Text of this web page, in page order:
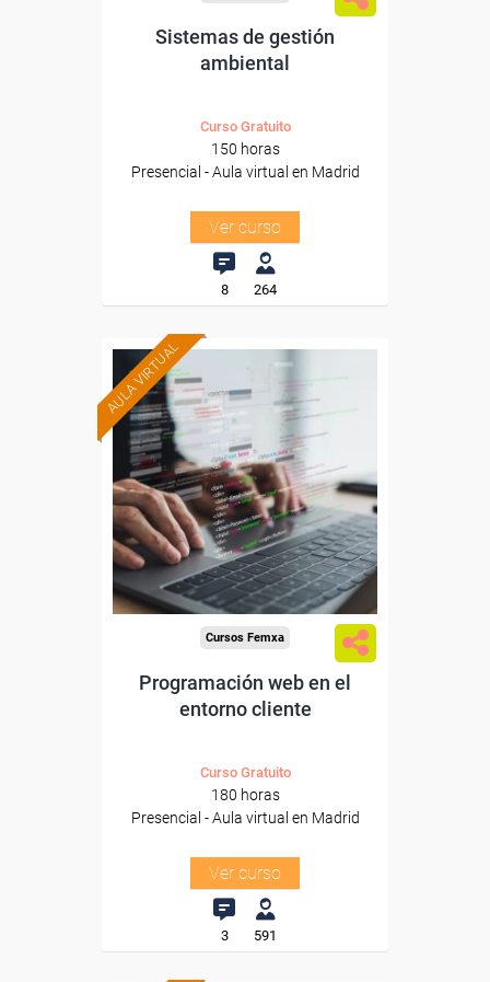
Sistemas de gestión
ambiental
Curso Gratuito
150 horas
Presencial - Aula virtual en Madrid
Ver curso
8 264
AULA VIRTUAL
Formación 100%
subvencionada.
Para desempleados,
trabajadores y autónomos.
Para todos los sectores.
Cursos Femxa
Programación web en el
entorno cliente
Curso Gratuito
180 horas
Presencial - Aula virtual en Madrid
Ver curso
3 591